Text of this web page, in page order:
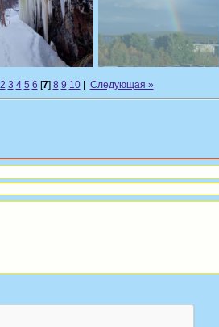
2 3 4 5 6 [7] 8 9 10| Следующая »